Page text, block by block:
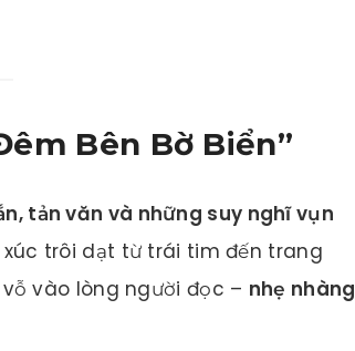
Bên Bờ Biển”
tản văn và những suy nghĩ vụn
trôi dạt từ trái tim đến trang
vào lòng người đọc – nhẹ nhàng